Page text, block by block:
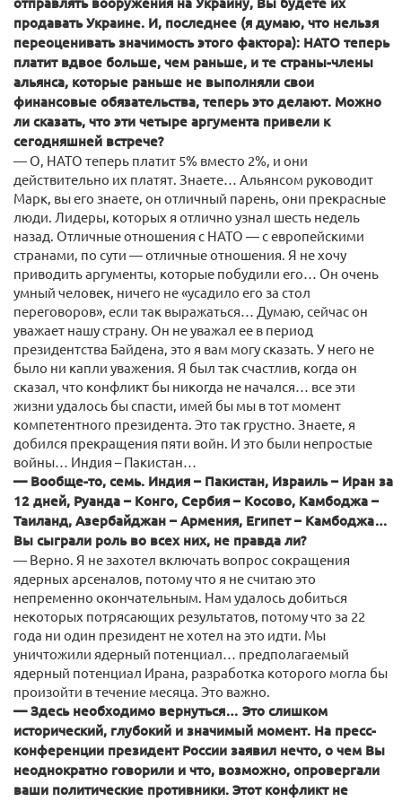
продавать Украине. И, последнее (я думаю, что нельзя
переоценивать значимость этого фактора): НАТО теперь
платит вдвое больше, чем раньше, и те страны-члены
альянса, которые раньше не выполняли свои
финансовые обязательства, теперь это делают. Можно
ли сказать, что эти четыре аргумента привели к
сегодняшней встрече?
— О, НАТО теперь платит 5% вместо 2%, и они
действительно их платят. Знаете… Альянсом руководит
Марк, вы его знаете, он отличный парень, они прекрасные
люди. Лидеры, которых я отлично узнал шесть недель
назад. Отличные отношения с НАТО — с европейскими
странами, по сути — отличные отношения. Я не хочу
приводить аргументы, которые побудили его… Он очень
умный человек, ничего не «усадило его за стол
переговоров», если так выражаться… Думаю, сейчас он
уважает нашу страну. Он не уважал ее в период
президентства Байдена, это я вам могу сказать. У него не
было ни капли уважения. Я был так счастлив, когда он
сказал, что конфликт бы никогда не начался… все эти
жизни удалось бы спасти, имей бы мы в тот момент
компетентного президента. Это так грустно. Знаете, я
добился прекращения пяти войн. И это были непростые
войны… Индия – Пакистан…
— Вообще-то, семь. Индия – Пакистан, Израиль – Иран за
12 дней, Руанда – Конго, Сербия – Косово, Камбоджа –
Таиланд, Азербайджан – Армения, Египет – Камбоджа…
Вы сыграли роль во всех них, не правда ли?
— Верно. Я не захотел включать вопрос сокращения
ядерных арсеналов, потому что я не считаю это
непременно окончательным. Нам удалось добиться
некоторых потрясающих результатов, потому что за 22
года ни один президент не хотел на это идти. Мы
уничтожили ядерный потенциал… предполагаемый
ядерный потенциал Ирана, разработка которого могла бы
произойти в течение месяца. Это важно.
— Здесь необходимо вернуться… Это слишком
исторический, глубокий и значимый момент. На пресс-
конференции президент России заявил нечто, о чем Вы
неоднократно говорили и что, возможно, опровергали
ваши политические противники. Этот конфликт не